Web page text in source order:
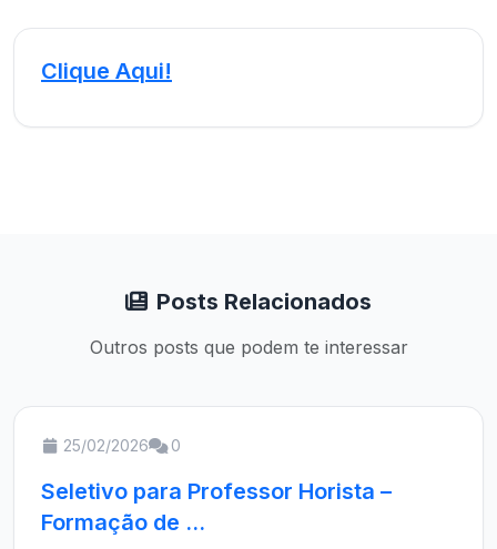
Clique Aqui!
Posts Relacionados
Outros posts que podem te interessar
25/02/2026 0
Seletivo para Professor Horista –
Formação de ...